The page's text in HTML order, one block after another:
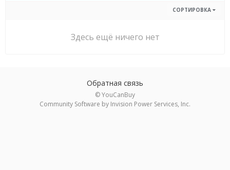
СОРТИРОВКА
Здесь ещё ничего нет
Обратная связь
© YouCanBuy
Community Software by Invision Power Services, Inc.